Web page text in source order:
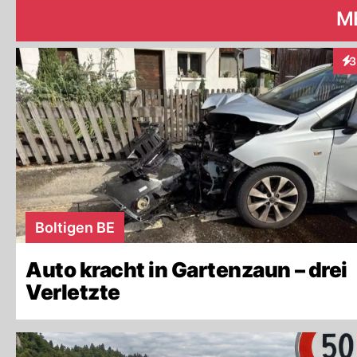
3
Boltigen BE
Auto kracht in Gartenzaun – drei
Verletzte